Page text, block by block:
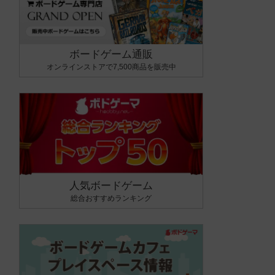
ボードゲーム通販
オンラインストアで7,500商品を販売中
人気ボードゲーム
総合おすすめランキング